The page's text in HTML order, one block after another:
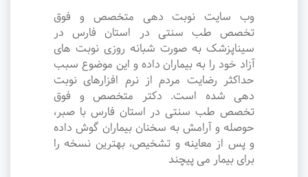
وب سایت نوبت دهی متخصص و فوق
تخصص طب سنتی در استان فارس در
سیناپزشک به صورت شبانه روزی نوبت های
آزاد خود را به بیماران داده و این موضوع سبب
حداکثر رضایت مردم از نرم افزارهای نوبت
دهی شده است. دکتر متخصص و فوق
تخصص طب سنتی در استان فارس با صبر،
حوصله و آرامش به سخنان بیماران گوش داده
و پس از معاینه و تشخیص، بهترین نسخه را
برای بیمار می پیچند